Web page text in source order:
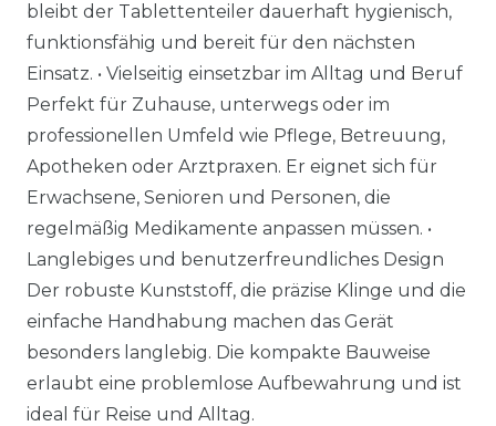
bleibt der Tablettenteiler dauerhaft hygienisch,
funktionsfähig und bereit für den nächsten
Einsatz. • Vielseitig einsetzbar im Alltag und Beruf
Perfekt für Zuhause, unterwegs oder im
professionellen Umfeld wie Pflege, Betreuung,
Apotheken oder Arztpraxen. Er eignet sich für
Erwachsene, Senioren und Personen, die
regelmäßig Medikamente anpassen müssen. •
Langlebiges und benutzerfreundliches Design
Der robuste Kunststoff, die präzise Klinge und die
einfache Handhabung machen das Gerät
besonders langlebig. Die kompakte Bauweise
erlaubt eine problemlose Aufbewahrung und ist
ideal für Reise und Alltag.